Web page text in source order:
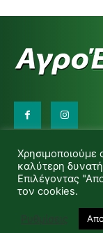
Επικοινωνήστε
d.makas@yahoo.gr
info@agrofitro.gr
Μακάς Ντίνος
καλύτερη δυνατή
Επιλέγοντας
τον cookies.
Ρυθμίσεις